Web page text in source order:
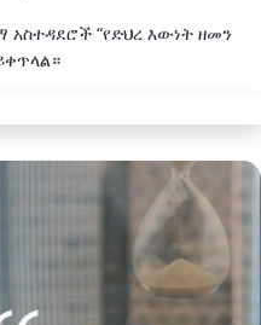
“የድህረ እውነት ዘመን